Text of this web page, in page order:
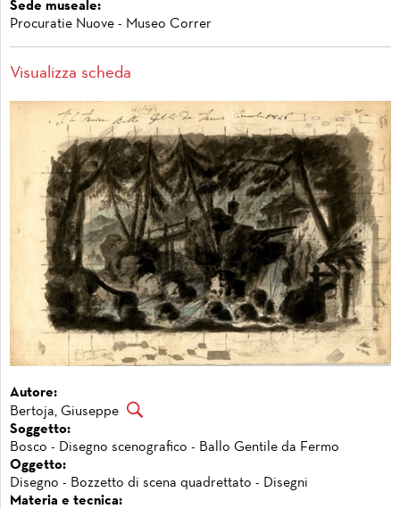
Sede museale:
Procuratie Nuove - Museo Correr
Visualizza scheda
Autore:
Bertoja, Giuseppe
Soggetto:
Bosco - Disegno scenografico - Ballo Gentile da Fermo
Oggetto:
Disegno - Bozzetto di scena quadrettato - Disegni
Materia e tecnica: